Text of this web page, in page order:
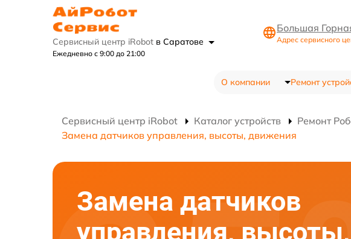
Сервисный центр iRobot в Саратове
Ежедневно с 9:00 до 21:00
Большая
Адрес сервисного
О компании Ремонт
Сервисный центр iRobot Каталог устройств Ремонт
Замена датчиков управления, высоты, движения
Замена датчиков
управления, высоты,